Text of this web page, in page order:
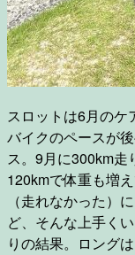
スロットは6月のケ
バイクのペースが
ス。9月に300km走
120kmで体重も増
（走れなかった）
ど、そんな上手く
りの結果。ロング